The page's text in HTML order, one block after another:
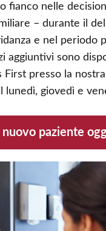
fianco nelle
– durante il
e nel periodo
aggiuntivi sono
First presso la
lunedì, giovedì e
paziente